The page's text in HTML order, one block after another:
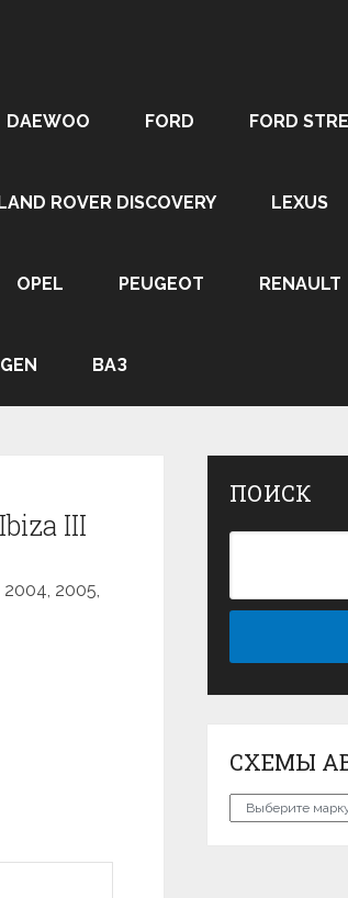
DAEWOO FORD FORD
ROVER DISCOVERY LEXUS
OPEL PEUGEOT RENAULT
ВАЗ
III
2005,
ПОИСК
СХЕМЫ
Схемы